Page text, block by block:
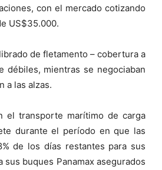
con el mercado cotizando
US$35.000.
de fletamento – cobertura a
débiles, mientras se negociaban
a las alzas.
el transporte marítimo de carga
durante el período en que las
de los días restantes para sus
buques Panamax asegurados